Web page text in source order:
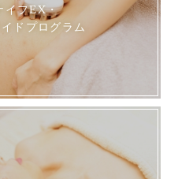
イフEX・
ドプログラム